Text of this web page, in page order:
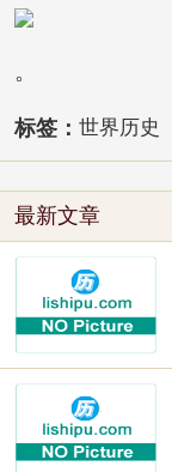
。
标签： 世界历史
最新文章